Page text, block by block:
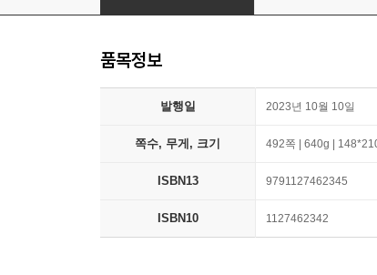
품목정보
발행일 2023년 10월 10일
쪽수, 무게, 크기 492쪽 | 640g |
ISBN13 9791127462345
ISBN10 1127462342